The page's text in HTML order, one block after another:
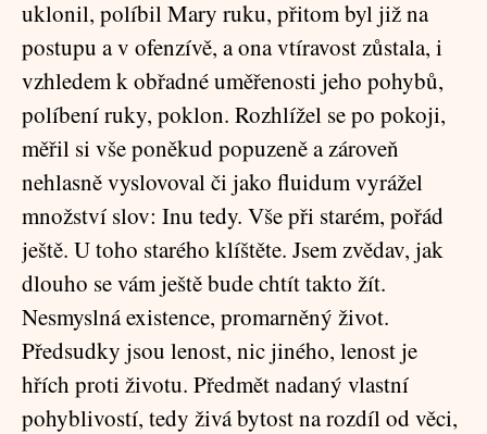
uklonil, políbil Mary ruku, přitom byl již na
postupu a v ofenzívě, a ona vtíravost zůstala, i
vzhledem k obřadné uměřenosti jeho pohybů,
políbení ruky, poklon. Rozhlížel se po pokoji,
měřil si vše poněkud popuzeně a zároveň
nehlasně vyslovoval či jako fluidum vyrážel
množství slov: Inu tedy. Vše při starém, pořád
ještě. U toho starého klíštěte. Jsem zvědav, jak
dlouho se vám ještě bude chtít takto žít.
Nesmyslná existence, promarněný život.
Předsudky jsou lenost, nic jiného, lenost je
hřích proti životu. Předmět nadaný vlastní
pohyblivostí, tedy živá bytost na rozdíl od věci,